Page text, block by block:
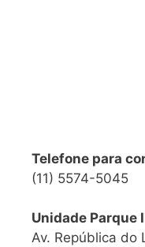
Telefone para
(11) 5574-5045
Unidade Parque
Av. República do